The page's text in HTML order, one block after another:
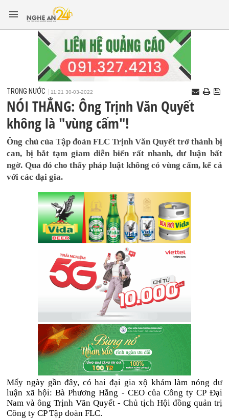
TRONG NƯỚC 11:21 30-03-2022
NÓI THẲNG: Ông Trịnh Văn Quyết
không là "vùng cấm"!
Ông chủ của Tập đoàn FLC Trịnh Văn Quyết trở thành bị
can, bị bắt tạm giam diễn biến rất nhanh, dư luận bất
ngờ. Qua đó cho thấy pháp luật không có vùng cấm, kể cả
với các đại gia.
Mấy ngày gần đây, có hai đại gia xộ khám làm nóng dư
luận xã hội: Bà Phương Hằng - CEO của Công ty CP Đại
Nam và ông Trịnh Văn Quyết - Chủ tịch Hội đồng quản trị
Công ty CP Tập đoàn FLC.